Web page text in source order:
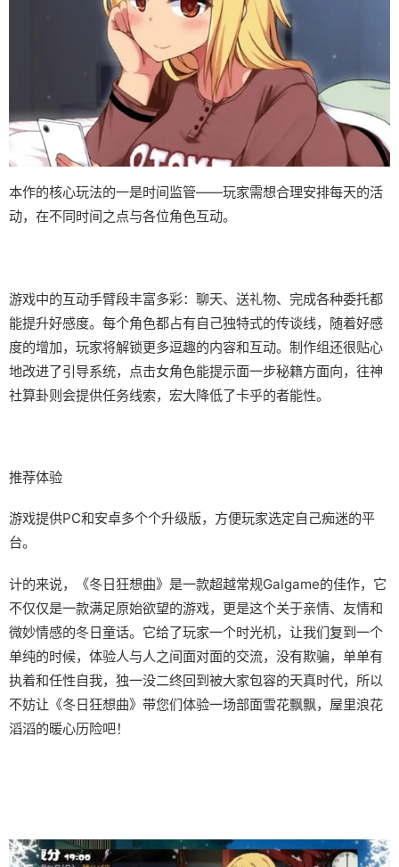
本作的核心玩法的一是时间监管——玩家需想合理安排每天的活
动，在不同时间之点与各位角色互动。
游戏中的​​互动手臂段丰富多彩​​：聊天、送礼物、完成各种委托都
能提升好感度。每个角色都占有自己独特式的传谈线，随着好感
度的增加，玩家将解锁更多逗趣的内容和互动。制作组还很贴心
地改进了引导系统，点击女角色能提示面一步秘籍方面向，往神
社算卦则会提供任务线索，宏大降低了卡乎的者能性。
推荐体验
游戏提供PC和安卓多个个升级版，方便玩家选定自己痴迷的平
台。
计的来说，《冬日狂想曲》是一款​​超越常规Galgame的佳作​​，它
不仅仅是一款满足原始欲望的游戏，更是这个关于亲情、友情和
微妙情感的冬日童话。它给了玩家一个时光机，让我们复到一个
单纯的时候，体验人与人之间面对面的交流，没有欺骗，单单有
执着和任性自我，独一没二终回到被大家包容的天真时代，所以
不妨让《冬日狂想曲》带您们体验一场​​部面雪花飘飘，屋里浪花
滔滔​​的暖心历险吧！